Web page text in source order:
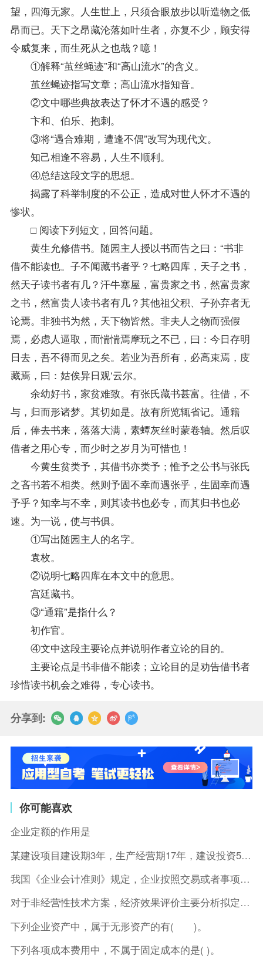
望，四海无家。人生世上，只须合眼放步以听造物之低
昂而已。天下之昂藏沦落如叶生者，亦复不少，顾安得
令威复来，而生死从之也哉？噫！
①解释“茧丝蝇迹”和“高山流水”的含义。
茧丝蝇迹指写文章；高山流水指知音。
②文中哪些典故表达了怀才不遇的感受？
卞和、伯乐、抱刺。
③将“遇合难期，遭逢不偶”改写为现代文。
知己相逢不容易，人生不顺利。
④总结这段文字的思想。
揭露了科举制度的不公正，造成对世人怀才不遇的
惨状。
□ 阅读下列短文，回答问题。
黄生允修借书。随园主人授以书而告之曰：“书非
借不能读也。子不闻藏书者乎？七略四库，天子之书，
然天子读书者有几？汗牛塞屋，富贵家之书，然富贵家
之书，然富贵人读书者有几？其他祖父积、子孙弃者无
论焉。非独书为然，天下物皆然。非夫人之物而强假
焉，必虑人逼取，而惴惴焉摩玩之不已，曰：今日存明
日去，吾不得而见之矣。若业为吾所有，必高束焉，庋
藏焉，曰：姑俟异日观‘云尔。
余幼好书，家贫难致。有张氏藏书甚富。往借，不
与，归而形诸梦。其切如是。故有所览辄省记。通籍
后，俸去书来，落落大满，素蟫灰丝时蒙卷轴。然后叹
借者之用心专，而少时之岁月为可惜也！
今黄生贫类予，其借书亦类予；惟予之公书与张氏
之吝书若不相类。然则予固不幸而遇张乎，生固幸而遇
予乎？知幸与不幸，则其读书也必专，而其归书也必
速。为一说，使与书俱。
①写出随园主人的名字。
袁枚。
②说明七略四库在本文中的意思。
宫廷藏书。
③“通籍”是指什么？
初作官。
④文中这段主要论点并说明作者立论的目的。
主要论点是书非借不能读；立论目的是劝告借书者
珍惜读书机会之难得，专心读书。
分享到:
你可能喜欢
企业定额的作用是
某建设项目建设期3年，生产经营期17年，建设投资5500万元
我国《企业会计准则》规定，企业按照交易或者事项的经济特征确定
对于非经营性技术方案，经济效果评价主要分析拟定方案的( )。
下列企业资产中，属于无形资产的有( )。
下列各项成本费用中，不属于固定成本的是( )。